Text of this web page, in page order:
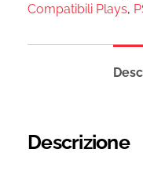
Compatibili Plays,
Descrizione